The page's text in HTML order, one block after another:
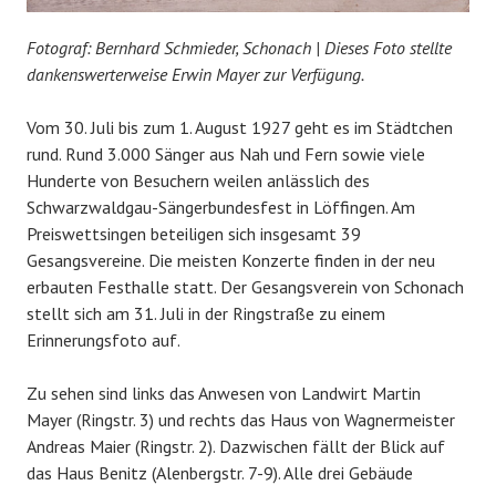
Fotograf: Bernhard Schmieder, Schonach | Dieses Foto stellte
dankenswerterweise Erwin Mayer zur Verfügung.
Vom 30. Juli bis zum 1. August 1927 geht es im Städtchen
rund. Rund 3.000 Sänger aus Nah und Fern sowie viele
Hunderte von Besuchern weilen anlässlich des
Schwarzwaldgau-Sängerbundesfest in Löffingen. Am
Preiswettsingen beteiligen sich insgesamt 39
Gesangsvereine. Die meisten Konzerte finden in der neu
erbauten Festhalle statt. Der Gesangsverein von Schonach
stellt sich am 31. Juli in der Ringstraße zu einem
Erinnerungsfoto auf.
Zu sehen sind links das Anwesen von Landwirt Martin
Mayer (Ringstr. 3) und rechts das Haus von Wagnermeister
Andreas Maier (Ringstr. 2). Dazwischen fällt der Blick auf
das Haus Benitz (Alenbergstr. 7-9). Alle drei Gebäude